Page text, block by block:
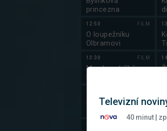
princezna
12:50 FILM
O loupežníku
Olbramovi
13:30 FILM
Monika a hříbě s
14:40
Dobrá Voda (5/7)
15:55
Televizní
40 minut |